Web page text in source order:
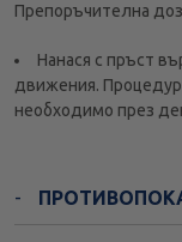
Препоръчителна
Нанася с пръст
движения.
необходимо през